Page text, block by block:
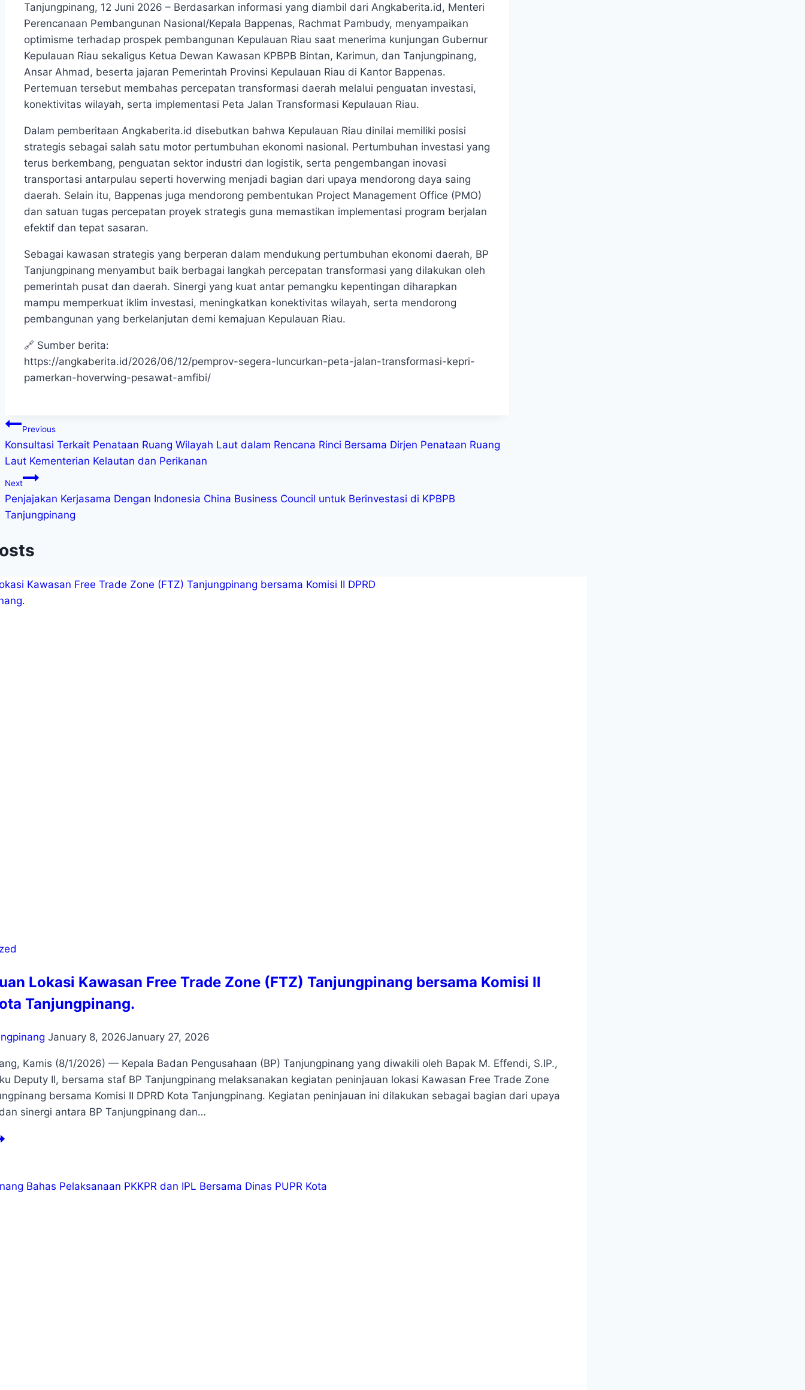
Tanjungpinang, 12 Juni 2026 – Berdasarkan informasi yang diambil dari Angkaberita.id, Menteri
Perencanaan Pembangunan Nasional/Kepala Bappenas, Rachmat Pambudy, menyampaikan
optimisme terhadap prospek pembangunan Kepulauan Riau saat menerima kunjungan Gubernur
Kepulauan Riau sekaligus Ketua Dewan Kawasan KPBPB Bintan, Karimun, dan Tanjungpinang,
Ansar Ahmad, beserta jajaran Pemerintah Provinsi Kepulauan Riau di Kantor Bappenas.
Pertemuan tersebut membahas percepatan transformasi daerah melalui penguatan investasi,
konektivitas wilayah, serta implementasi Peta Jalan Transformasi Kepulauan Riau.
Dalam pemberitaan Angkaberita.id disebutkan bahwa Kepulauan Riau dinilai memiliki posisi
strategis sebagai salah satu motor pertumbuhan ekonomi nasional. Pertumbuhan investasi yang
terus berkembang, penguatan sektor industri dan logistik, serta pengembangan inovasi
transportasi antarpulau seperti hoverwing menjadi bagian dari upaya mendorong daya saing
daerah. Selain itu, Bappenas juga mendorong pembentukan Project Management Office (PMO)
dan satuan tugas percepatan proyek strategis guna memastikan implementasi program berjalan
efektif dan tepat sasaran.
Sebagai kawasan strategis yang berperan dalam mendukung pertumbuhan ekonomi daerah, BP
Tanjungpinang menyambut baik berbagai langkah percepatan transformasi yang dilakukan oleh
pemerintah pusat dan daerah. Sinergi yang kuat antar pemangku kepentingan diharapkan
mampu memperkuat iklim investasi, meningkatkan konektivitas wilayah, serta mendorong
pembangunan yang berkelanjutan demi kemajuan Kepulauan Riau.
🔗 Sumber berita:
https://angkaberita.id/2026/06/12/pemprov-segera-luncurkan-peta-jalan-transformasi-kepri-
pamerkan-hoverwing-pesawat-amfibi/
Previous
Konsultasi Terkait Penataan Ruang Wilayah Laut dalam Rencana Rinci Bersama Dirjen Penataan Ruang
Laut Kementerian Kelautan dan Perikanan
Next
Penjajakan Kerjasama Dengan Indonesia China Business Council untuk Berinvestasi di KPBPB
Tanjungpinang
Lokasi Kawasan Free Trade Zone (FTZ) Tanjungpinang bersama Komisi II
Tanjungpinang.
January 8, 2026January 27, 2026
Kamis (8/1/2026) — Kepala Badan Pengusahaan (BP) Tanjungpinang yang diwakili oleh Bapak M. Effendi, S.IP.,
Deputy II, bersama staf BP Tanjungpinang melaksanakan kegiatan peninjauan lokasi Kawasan Free Trade Zone
bersama Komisi II DPRD Kota Tanjungpinang. Kegiatan peninjauan ini dilakukan sebagai bagian dari upaya
sinergi antara BP Tanjungpinang dan…